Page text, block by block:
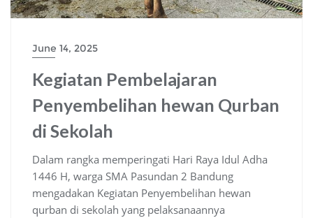
June 14, 2025
Kegiatan Pembelajaran
Penyembelihan hewan Qurban
di Sekolah
Dalam rangka memperingati Hari Raya Idul Adha
1446 H, warga SMA Pasundan 2 Bandung
mengadakan Kegiatan Penyembelihan hewan
qurban di sekolah yang pelaksanaannya